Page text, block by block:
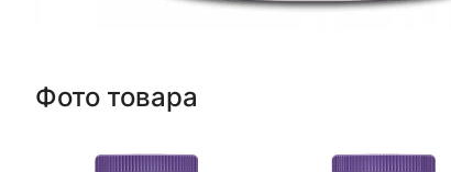
Фото товара